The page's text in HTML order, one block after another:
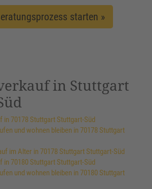
starten »
in Stuttgart
in 70178 Stuttgart Stuttgart-Süd
und wohnen bleiben in 70178 Stuttgart
im Alter in 70178 Stuttgart Stuttgart-Süd
in 70180 Stuttgart Stuttgart-Süd
und wohnen bleiben in 70180 Stuttgart